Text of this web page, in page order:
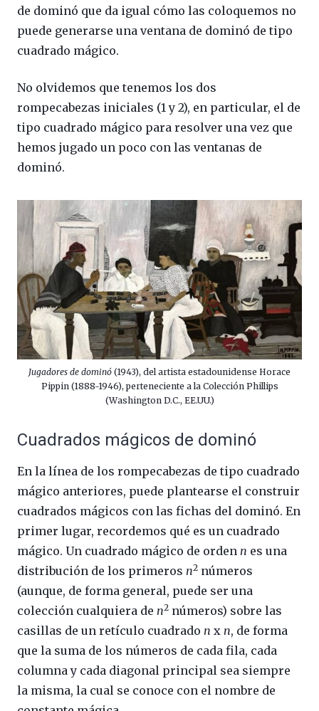
de dominó que da igual cómo las coloquemos no
puede generarse una ventana de dominó de tipo
cuadrado mágico.
No olvidemos que tenemos los dos
rompecabezas iniciales (1 y 2), en particular, el de
tipo cuadrado mágico para resolver una vez que
hemos jugado un poco con las ventanas de
dominó.
Jugadores de dominó (1943), del artista estadounidense Horace
Pippin (1888-1946), perteneciente a la Colección Phillips
(Washington D.C., EE.UU.)
Cuadrados mágicos de dominó
En la línea de los rompecabezas de tipo cuadrado
mágico anteriores, puede plantearse el construir
cuadrados mágicos con las fichas del dominó. En
primer lugar, recordemos qué es un cuadrado
mágico. Un cuadrado mágico de orden n es una
distribución de los primeros n2 números
(aunque, de forma general, puede ser una
colección cualquiera de n2 números) sobre las
casillas de un retículo cuadrado n x n, de forma
que la suma de los números de cada fila, cada
columna y cada diagonal principal sea siempre
la misma, la cual se conoce con el nombre de